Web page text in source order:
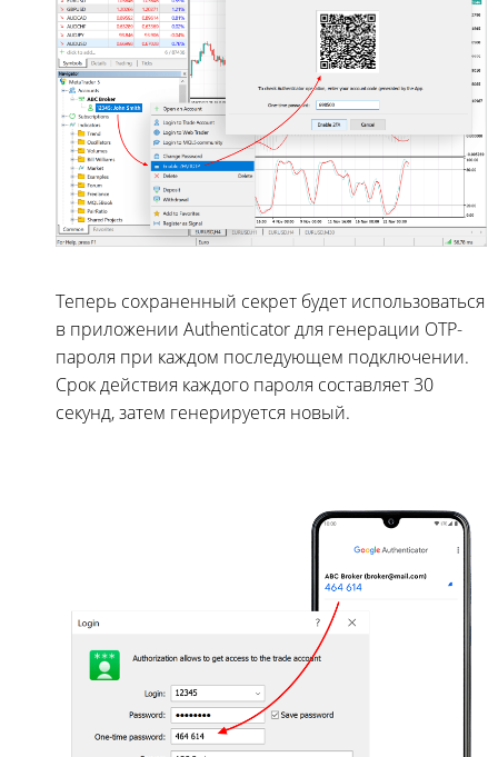
Теперь сохраненный секрет будет использоваться
в приложении Authenticator для генерации OTP-
пароля при каждом последующем подключении.
Срок действия каждого пароля составляет 30
секунд, затем генерируется новый.